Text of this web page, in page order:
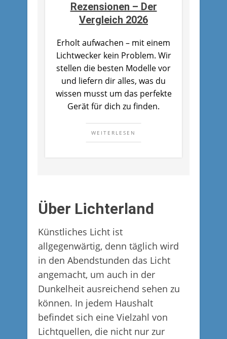
Rezensionen – Der
Vergleich 2026
Erholt aufwachen – mit einem
Lichtwecker kein Problem. Wir
stellen die besten Modelle vor
und liefern dir alles, was du
wissen musst um das perfekte
Gerät für dich zu finden.
WEITERLESEN
Über Lichterland
Künstliches Licht ist
allgegenwärtig, denn täglich wird
in den Abendstunden das Licht
angemacht, um auch in der
Dunkelheit ausreichend sehen zu
können. In jedem Haushalt
befindet sich eine Vielzahl von
Lichtquellen, die nicht nur zur